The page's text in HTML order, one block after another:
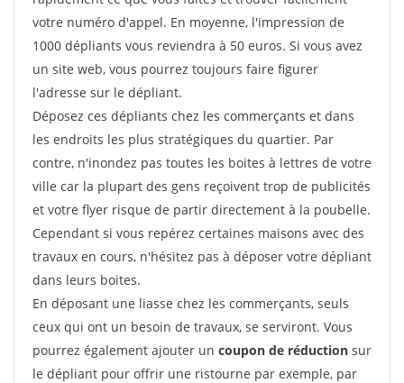
votre numéro d'appel. En moyenne, l'impression de
1000 dépliants vous reviendra à 50 euros. Si vous avez
un site web, vous pourrez toujours faire figurer
l'adresse sur le dépliant.
Déposez ces dépliants chez les commerçants et dans
les endroits les plus stratégiques du quartier. Par
contre, n'inondez pas toutes les boites à lettres de votre
ville car la plupart des gens reçoivent trop de publicités
et votre flyer risque de partir directement à la poubelle.
Cependant si vous repérez certaines maisons avec des
travaux en cours, n'hésitez pas à déposer votre dépliant
dans leurs boites.
En déposant une liasse chez les commerçants, seuls
ceux qui ont un besoin de travaux, se serviront. Vous
pourrez également ajouter un coupon de réduction sur
le dépliant pour offrir une ristourne par exemple, par